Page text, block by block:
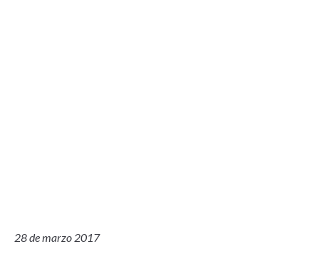
28 de marzo 2017